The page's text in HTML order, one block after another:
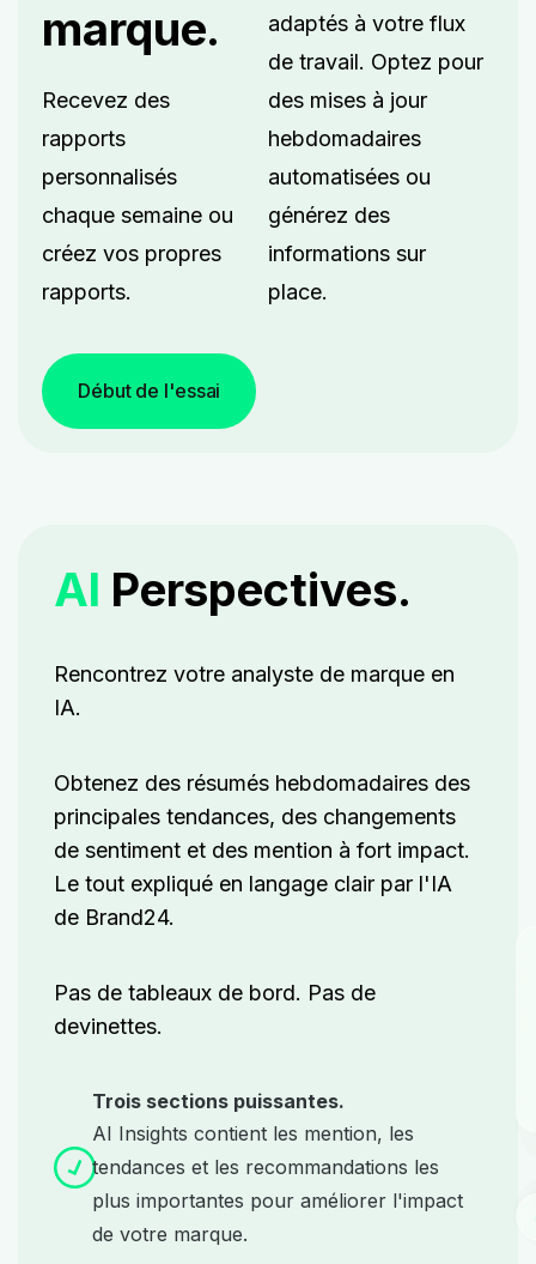
marque.
Recevez des
rapports
personnalisés
chaque semaine ou
créez vos propres
rapports.
Début de l'essai
adaptés à votre flux
de travail. Optez pour
des mises à jour
hebdomadaires
automatisées ou
générez des
informations sur
place.
AI Perspectives.
Rencontrez votre analyste de marque en
IA.
Obtenez des résumés hebdomadaires des
principales tendances, des changements
de sentiment et des mention à fort impact.
Le tout expliqué en langage clair par l'IA
de Brand24.
Pas de tableaux de bord. Pas de
devinettes.
Trois sections puissantes.
AI Insights contient les mention, les
tendances et les recommandations les
plus importantes pour améliorer l'impact
de votre marque.